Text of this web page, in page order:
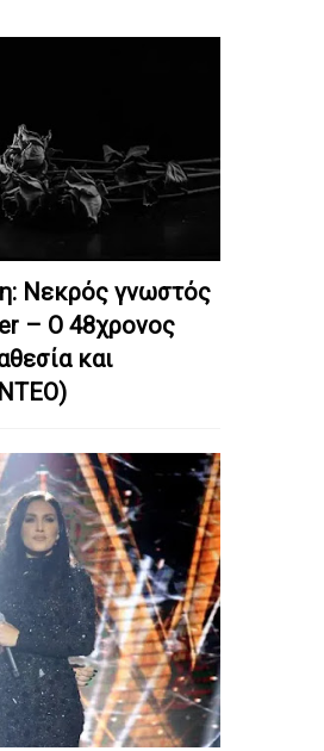
Nεκρός γνωστός
– Ο 48χρονος
και